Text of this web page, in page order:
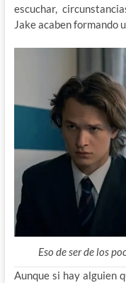
escuchar,
Jake acaben formando
Eso de ser de los
Aunque si hay alguien